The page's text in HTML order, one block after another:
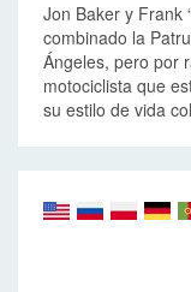
Jon Baker y Frank
combinado la
Ángeles, pero por
motociclista que
su estilo de vida